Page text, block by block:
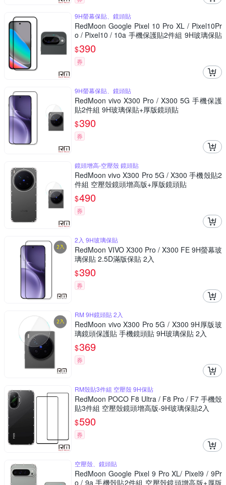
9H螢幕保貼、鏡頭貼
RedMoon Google Pixel 10 Pro XL / Pixel10Pr
o / Pixel10 / 10a 手機保護貼2件組 9H玻璃保貼
+厚版鏡頭貼
$390
券
9H螢幕保貼、鏡頭貼
RedMoon vivo X300 Pro / X300 5G 手機保護
貼2件組 9H玻璃保貼+厚版鏡頭貼
$390
券
鏡頭增高-空壓殼 鏡頭貼
RedMoon vivo X300 Pro 5G / X300 手機殼貼2
件組 空壓殼鏡頭增高版+厚版鏡頭貼
$490
券
2入 9H玻璃保貼
RedMoon VIVO X300 Pro / X300 FE 9H螢幕玻
璃保貼 2.5D滿版保貼 2入
$390
券
RM 9H鏡頭貼 2入
RedMoon vivo X300 Pro 5G / X300 9H厚版玻
璃鏡頭保護貼 手機鏡頭貼 9H玻璃保貼 2入
$369
券
RM殼貼3件組 空壓殼 9H保貼
RedMoon POCO F8 Ultra / F8 Pro / F7 手機殼
貼3件組 空壓殼鏡頭增高版-9H玻璃保貼2入
$590
券
空壓殼、鏡頭貼
RedMoon Google Pixel 9 Pro XL/ Pixel9 / 9Pr
o / 9a 手機殼貼2件組 空壓殼鏡頭增高版+厚版